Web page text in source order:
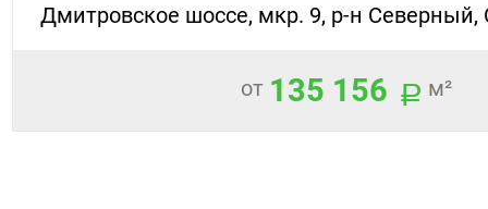
Дмитровское шоссе, мкр. 9, р-н
от 135 156 м²